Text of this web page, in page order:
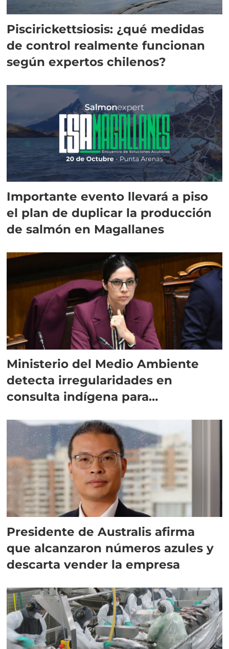
Piscirickettsiosis: ¿qué medidas
de control realmente funcionan
según expertos chilenos?
Importante evento llevará a piso
el plan de duplicar la producción
de salmón en Magallanes
Ministerio del Medio Ambiente
detecta irregularidades en
consulta indígena para
Presidente de Australis afirma
que alcanzaron números azules y
descarta vender la empresa